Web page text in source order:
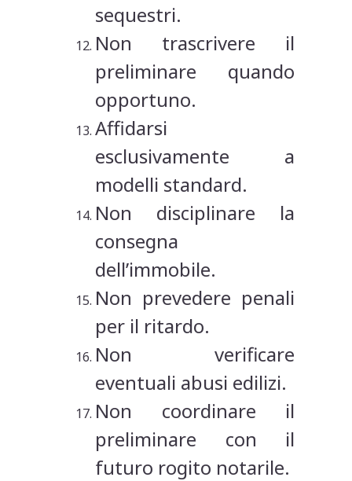
sequestri.
Non trascrivere il
preliminare quando
opportuno.
Affidarsi
esclusivamente a
modelli standard.
Non disciplinare la
consegna
dell’immobile.
Non prevedere penali
per il ritardo.
Non verificare
eventuali abusi edilizi.
Non coordinare il
preliminare con il
futuro rogito notarile.